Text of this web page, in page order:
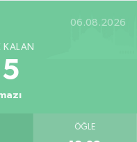
No:20 8 Merkez Bartın
06.08.2026
KALAN
ÖĞLE